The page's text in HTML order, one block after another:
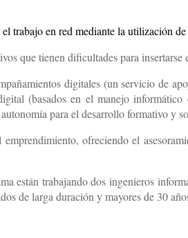
trabajo en red mediante la utilización
que tienen dificultades para
digitales (un servicio de
(basados en el manejo
para el desarrollo formativo y
emprendimiento, ofreciendo el
están trabajando dos ingenieros
de larga duración y mayores de 30